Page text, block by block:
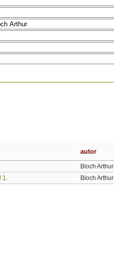
autor
Bloch Arthur
1. Bloch Arthur